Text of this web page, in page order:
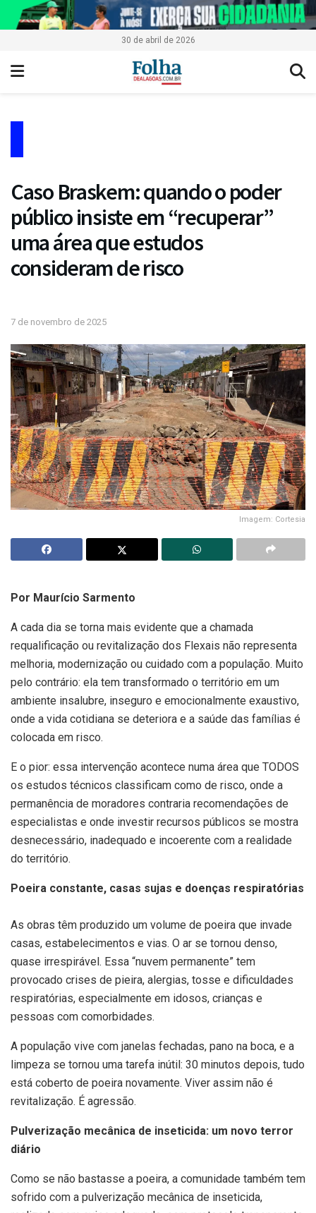
30 de abril de 2026
Caso Braskem: quando o poder
público insiste em “recuperar”
uma área que estudos
consideram de risco
7 de novembro de 2025
Imagem: Cortesia
Por Maurício Sarmento
A cada dia se torna mais evidente que a chamada
requalificação ou revitalização dos Flexais não representa
melhoria, modernização ou cuidado com a população. Muito
pelo contrário: ela tem transformado o território em um
ambiente insalubre, inseguro e emocionalmente exaustivo,
onde a vida cotidiana se deteriora e a saúde das famílias é
colocada em risco.
E o pior: essa intervenção acontece numa área que TODOS
os estudos técnicos classificam como de risco, onde a
permanência de moradores contraria recomendações de
especialistas e onde investir recursos públicos se mostra
desnecessário, inadequado e incoerente com a realidade
do território.
Poeira constante, casas sujas e doenças respiratórias
As obras têm produzido um volume de poeira que invade
casas, estabelecimentos e vias. O ar se tornou denso,
quase irrespirável. Essa “nuvem permanente” tem
provocado crises de pieira, alergias, tosse e dificuldades
respiratórias, especialmente em idosos, crianças e
pessoas com comorbidades.
A população vive com janelas fechadas, pano na boca, e a
limpeza se tornou uma tarefa inútil: 30 minutos depois, tudo
está coberto de poeira novamente. Viver assim não é
revitalização. É agressão.
Pulverização mecânica de inseticida: um novo terror
diário
Como se não bastasse a poeira, a comunidade também tem
sofrido com a pulverização mecânica de inseticida,